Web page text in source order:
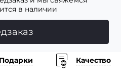
в наличии
Подарки
Качество